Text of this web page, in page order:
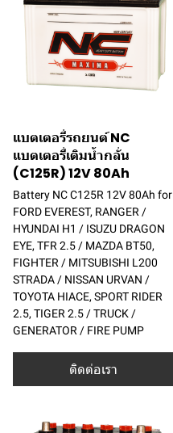
แบตเตอรี่รถยนต์ NC
แบตเตอรี่เติมน้ำกลั่น
(C125R) 12V 80Ah
Battery NC C125R 12V 80Ah for
FORD EVEREST, RANGER /
HYUNDAI H1 / ISUZU DRAGON
EYE, TFR 2.5 / MAZDA BT50,
FIGHTER / MITSUBISHI L200
STRADA / NISSAN URVAN /
TOYOTA HIACE, SPORT RIDER
2.5, TIGER 2.5 / TRUCK /
GENERATOR / FIRE PUMP
ติดต่อเรา